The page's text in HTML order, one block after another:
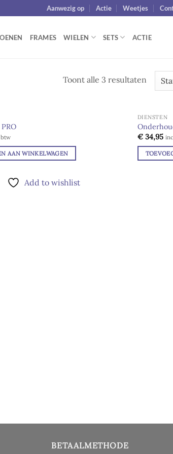
Aanwezig op Actie Weetjes
FRAMES WIELEN SETS ACTIE
Toont alle 3 resultaten
AAN WINKELWAGEN
Add to wishlist
DIENSTEN
€34,95
BETAALMETHODE